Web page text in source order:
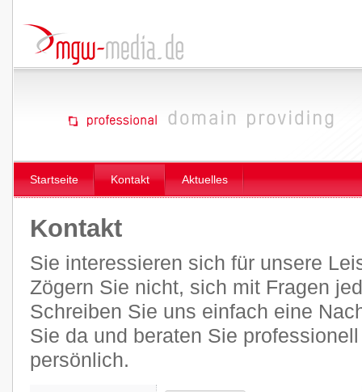
Startseite Kontakt Aktuelles
Kontakt
Sie interessieren sich für unsere
Zögern Sie nicht, sich mit Fragen
Schreiben Sie uns einfach eine
Sie da und beraten Sie
persönlich.